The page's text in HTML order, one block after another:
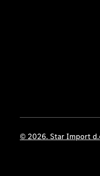
© 2026. Star Import